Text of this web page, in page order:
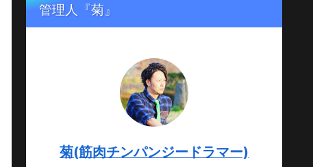
管理人『菊』
菊(筋肉チンパンジードラマー)